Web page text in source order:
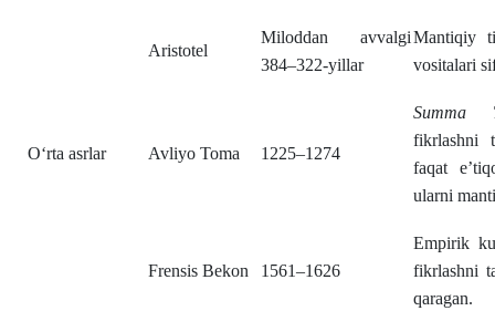
Aristotel
Miloddan avvalgi
384–322-yillar
Mantiqiy
vositalari
O‘rta asrlar Avliyo Toma 1225–1274
Summa
fikrlashni
faqat
ularni
Frensis Bekon 1561–1626
Empirik
fikrlashni
qaragan.